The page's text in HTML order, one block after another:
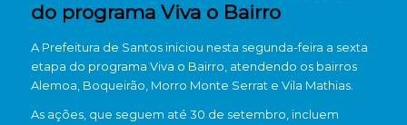
do programa Viva o Bairro
A Prefeitura de Santos iniciou nesta segunda-feira a sexta
etapa do programa Viva o Bairro, atendendo os bairros
Alemoa, Boqueirão, Morro Monte Serrat e Vila Mathias.
As ações, que seguem até 30 de setembro, incluem